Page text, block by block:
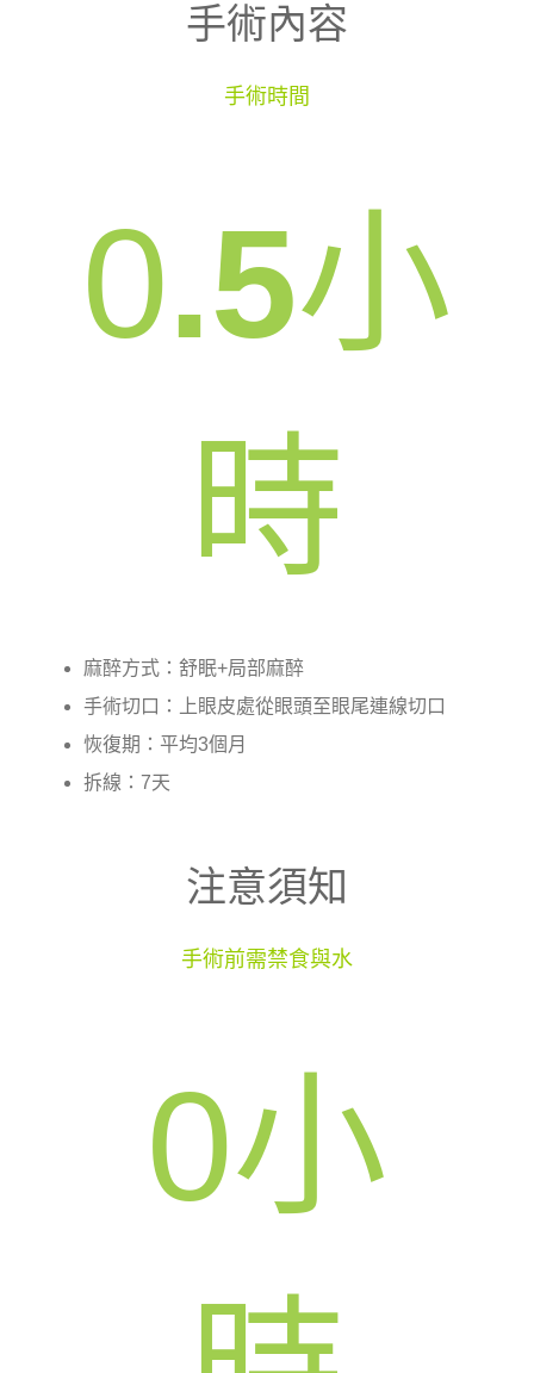
手術內容
手術時間
0.5小
時
麻醉方式：舒眠+局部麻醉
手術切口：上眼皮處從眼頭至眼尾連線切口
恢復期：平均3個月
拆線：7天
注意須知
手術前需禁食與水
0小